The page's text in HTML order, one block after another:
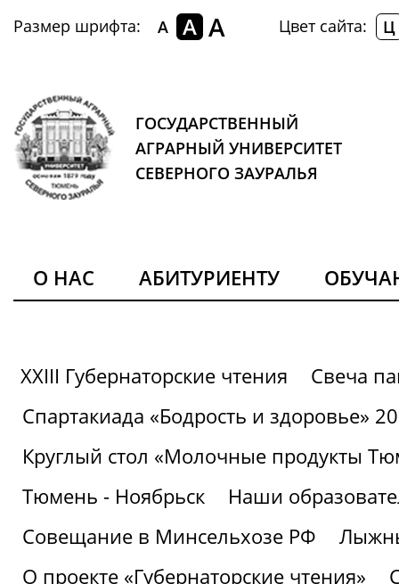
Размер шрифта: A A A Цвет сайта: Ц
ГОСУДАРСТВЕННЫЙ
АГРАРНЫЙ УНИВЕРСИТЕТ
СЕВЕРНОГО ЗАУРАЛЬЯ
О НАС АБИТУРИЕНТУ
XXIII Губернаторские чтения
Свеча
Спартакиада «Бодрость и здоровье»
Круглый стол «Молочные продукты
Тюмень - Ноябрьск
Наши
Совещание в Минсельхозе РФ
О проекте «Губернаторские чтения»